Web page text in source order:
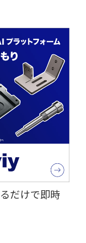
だけで即時